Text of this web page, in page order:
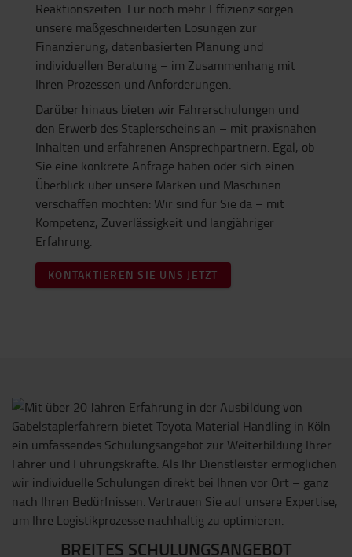
Reaktionszeiten. Für noch mehr Effizienz sorgen
unsere maßgeschneiderten Lösungen zur
Finanzierung, datenbasierten Planung und
individuellen Beratung – im Zusammenhang mit
Ihren Prozessen und Anforderungen.
Darüber hinaus bieten wir Fahrerschulungen und
den Erwerb des Staplerscheins an – mit praxisnahen
Inhalten und erfahrenen Ansprechpartnern. Egal, ob
Sie eine konkrete Anfrage haben oder sich einen
Überblick über unsere Marken und Maschinen
verschaffen möchten: Wir sind für Sie da – mit
Kompetenz, Zuverlässigkeit und langjähriger
Erfahrung.
KONTAKTIEREN SIE UNS JETZT
BREITES SCHULUNGSANGEBOT